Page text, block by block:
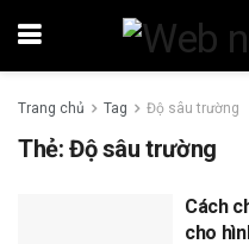
Trang chủ Tag Độ sâu trường
Thẻ:Độ sâu trường
Cách
cho